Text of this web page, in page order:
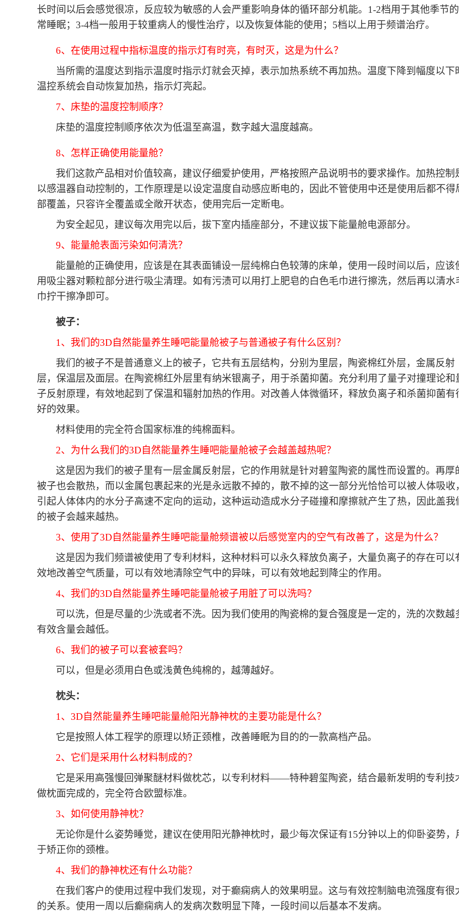
长时间以后会感觉很凉，反应较为敏感的人会严重影响身体的循环部分机能。 1-2档用于其他季节
常睡眠；3-4档一般用于较重病人的慢性治疗，以及恢复体能的使用；5档以上用于频谱治疗。
6、在使用过程中指标温度的指示灯有时亮，有时灭，这是为什么？
当所需的温度达到指示温度时指示灯就会灭掉，表示加热系统不再加热。温度下降到幅度以下
温控系统会自动恢复加热，指示灯亮起。
7、床垫的温度控制顺序？
床垫的温度控制顺序依次为低温至高温，数字越大温度越高。
8、怎样正确使用能量舱？
我们这款产品相对价值较高，建议仔细爱护使用，严格按照产品说明书的要求操作。加热控制
以感温器自动控制的，工作原理是以设定温度自动感应断电的，因此不管使用中还是使用后都不得
部覆盖，只容许全覆盖或全敞开状态，使用完后一定断电。
为安全起见，建议每次用完以后，拔下室内插座部分，不建议拔下能量舱电源部分。
9、能量舱表面污染如何清洗？
能量舱的正确使用，应该是在其表面铺设一层纯棉白色较薄的床单，使用一段时间以后，应该
用吸尘器对颗粒部分进行吸尘清理。如有污渍可以用打上肥皂的白色毛巾进行擦洗，然后再以清水
巾拧干擦净即可。
被子：
1、我们的3D自然能量养生睡吧能量舱被子与普通被子有什么区别？
我们的被子不是普通意义上的被子，它共有五层结构，分别为里层，
陶瓷棉红外层，金属反射
层，保温层及面层。在陶瓷棉红外层里有纳米银离子，用于杀菌抑菌。充分利用了量子对撞理论和
子反射原理，有效地起到了保温和辐射加热的作用。对改善人体微循环，释放负离子和杀菌抑菌有
好的效果。
材料使用的完全符合国家标准的纯棉面料。
2、为什么我们的3D自然能量养生睡吧能量舱被子会越盖越热呢？
这是因为我们的被子里有一层金属反射层，它的作用就是针对碧玺陶瓷的属性而设置的。再厚
被子也会散热，而以金属包裹起来的光是永远散不掉的，散不掉的这一部分光恰恰可以被人体吸收
引起人体体内的水分子高速不定向的运动，这种运动造成水分子碰撞和摩擦就产生了热，因此盖我
的被子会越来越热。
3、使用了3D自然能量养生睡吧能量舱频谱被以后感觉室内的空气有改善了，这是为什么？
这是因为我们频谱被使用了专利材料，这种材料可以永久释放负离子，大量负离子的存在可以
效地改善空气质量，可以有效地清除空气中的异味，可以有效地起到降尘的作用。
4、我们的3D自然能量养生睡吧能量舱被子用脏了可以洗吗？
可以洗，但是尽量的少洗或者不洗。因为我们使用的陶瓷棉的复合强度是一定的，洗的次数越
有效含量会越低。
6、我们的被子可以套被套吗？
可以，但是必须用白色或浅黄色纯棉的，越薄越好。
枕头：
1、3D自然能量养生睡吧能量舱阳光静神枕的主要功能是什么？
它是按照人体工程学的原理以矫正颈椎，改善睡眠为目的的一款高档产品。
2、它们是采用什么材料制成的？
它是采用高强慢回弹聚醚材料做枕芯，以专利材料——特种碧玺陶瓷，结合最新发明的专利技
做枕面完成的，完全符合欧盟标准。
3、如何使用静神枕？
无论你是什么姿势睡觉，建议在使用阳光静神枕时，最少每次保证有15分钟以上的仰卧姿势，
于矫正你的颈椎。
4、我们的静神枕还有什么功能？
在我们客户的使用过程中我们发现，对于癫痫病人的效果明显。这与有效控制脑电流强度有很
的关系。使用一周以后癫痫病人的发病次数明显下降，一段时间以后基本不发病。